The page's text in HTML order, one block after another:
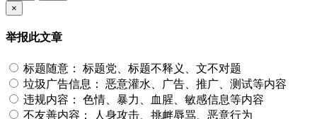
×
举报此文章
标题随意： 标题党、标题不释义、文不对题
垃圾广告信息： 恶意灌水、广告、推广、测试等内容
违规内容： 色情、暴力、血腥、敏感信息等内容
不友善内容：
人身攻击、挑衅辱骂、恶意行为